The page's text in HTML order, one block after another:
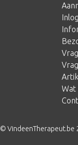
Wat
© VindeenTherapeut.be